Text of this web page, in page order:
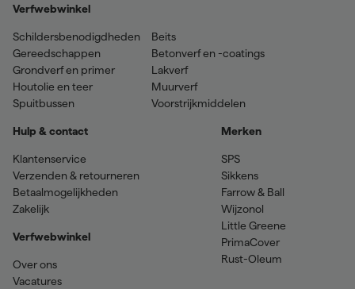
Verfwebwinkel
Schildersbenodigdheden
Gereedschappen
Grondverf en primer
Houtolie en teer
Spuitbussen
Beits
Betonverf en -coatings
Lakverf
Muurverf
Voorstrijkmiddelen
Hulp & contact
Klantenservice
Verzenden & retourneren
Betaalmogelijkheden
Zakelijk
Verfwebwinkel
Over ons
Vacatures
Merken
SPS
Sikkens
Farrow & Ball
Wijzonol
Little Greene
PrimaCover
Rust-Oleum